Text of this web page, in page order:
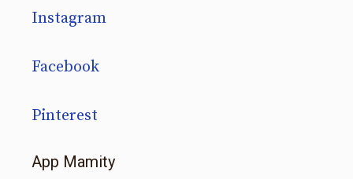
Instagram
Facebook
Pinterest
App Mamity